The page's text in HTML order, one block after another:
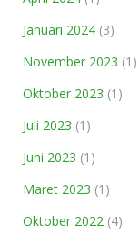
Januari 2024 (3)
November 2023 (1)
Oktober 2023 (1)
Juli 2023 (1)
Juni 2023 (1)
Maret 2023 (1)
Oktober 2022 (4)